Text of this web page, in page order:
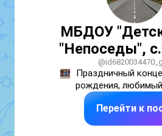
МБДОУ
"Непоседы",
Праздничный
рождения,
Перейти к